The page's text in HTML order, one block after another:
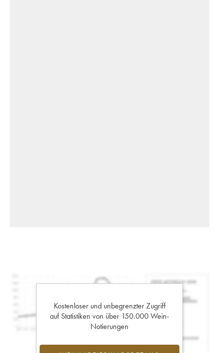
Kostenloser und unbegrenzter Zugriff
auf Statistiken von über 150.000 Wein-
Notierungen